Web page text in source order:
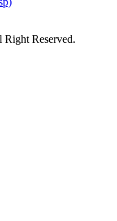
Right Reserved.